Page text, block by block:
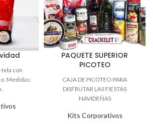
PAQUETE SUPERIOR
PICOTEO
Kits Corporativos